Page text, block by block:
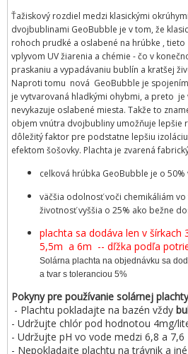
Ťažiskový rozdiel medzi klasickými
dvojbublinami GeoBubble je v tom, že
rohoch prudké a oslabené na hrúbke ,
vplyvom UV žiarenia a chémie - čo v
praskaniu a vypadávaniu bublín a kratšej
Naproti tomu nová GeoBubble je
je vytvarovaná hladkými ohybmi, a preto
nevykazuje oslabené miesta. Takže to
objem vnútra dvojbubliny umožňuje lepšie
dôležitý faktor pre podstatne lepšiu
efektom šošovky. Plachta je zvarená
celková hrúbka GeoBubble je o
väčšia odolnosť voči chemikáliám vo
životnosť vyššia o 25% ako bežne
plachta sa dodáva len v
5,5m a 6m -- dľžka podľa
Solárna plachta na objednávku sa
a tvar s toleranciou 5%
Pokyny pre používanie solárnej
- Plachtu pokladajte na bazén vždy
- Udržujte chlór pod hodnotou 4mg/
- Udržujte pH vo vode medzi 6,8 a 7,6
- Nepokladajte plachtu na trávnik a